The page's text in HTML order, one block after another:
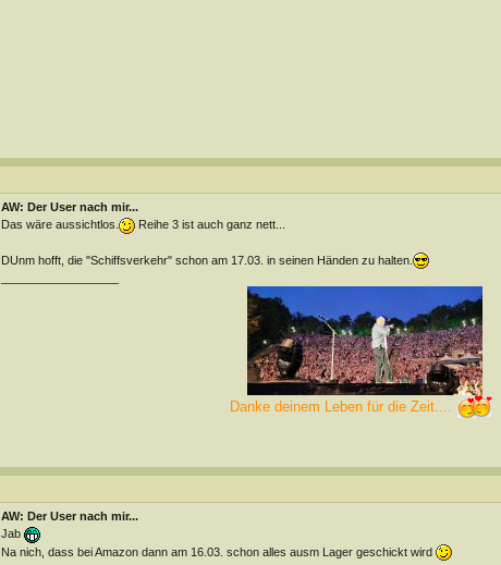
AW: Der User nach mir...
Das wäre aussichtlos.
Reihe 3 ist auch ganz nett...
DUnm hofft, die "Schiffsverkehr" schon am 17.03. in seinen Händen zu halten.
Danke deinem Leben für die Zeit....
AW: Der User nach mir...
Jab
Na nich, dass bei Amazon dann am 16.03. schon alles ausm Lager geschickt wird